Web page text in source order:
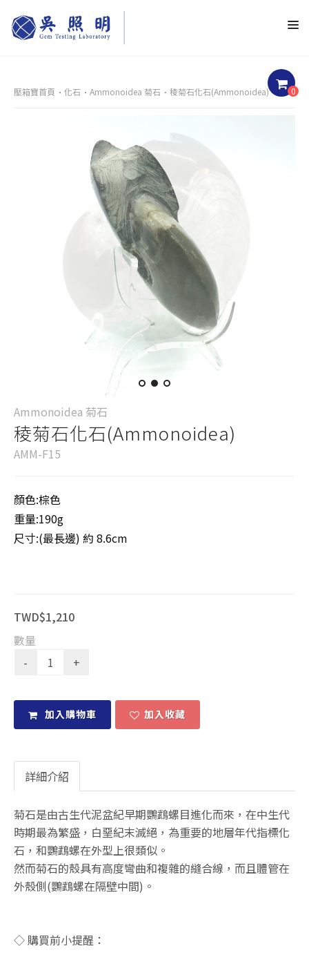
0
壓箱寶首頁 化石 Ammonoidea 菊石 稜菊石化石(Ammonoidea)
Ammonoidea 菊石
稜菊石化石(Ammonoidea)
AMM-F15
顏色:棕色
重量:190g
尺寸:(最長邊) 約 8.6cm
TWD$1,210
數量
加入購物車 加入收藏
詳細介紹
菊石是由古生代泥盆紀早期鸚鵡螺目進化而來，在中生代
時期最為繁盛，白堊紀末滅絕，為重要的地層年代指標化
石，和鸚鵡螺在外型上很類似。
然而菊石的殼具有高度彎曲和複雜的縫合線，而且體管在
外殼側(鸚鵡螺在隔壁中間)。
◇ 購買前小提醒：